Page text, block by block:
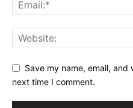
Save my name, email,
next time I comment.